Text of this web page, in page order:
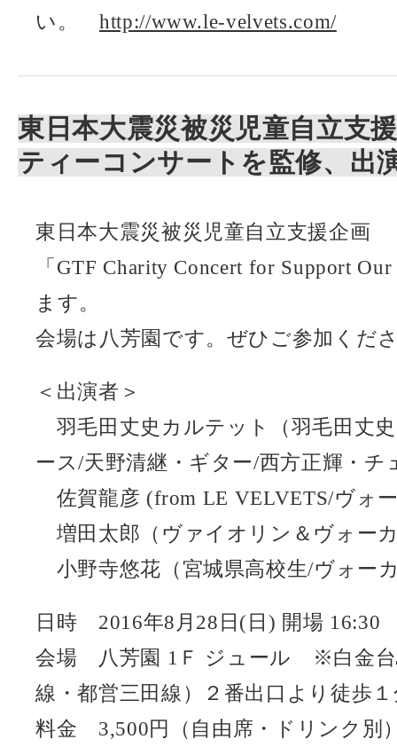
い。 http://www.le-velvets.com/
東日本大震災被災児童自立支
ティーコンサートを監修、出
東日本大震災被災児童自立支援企画
「GTF Charity Concert for Support
ます。
会場は八芳園です。ぜひご参加くだ
＜出演者＞
羽毛田丈史カルテット（羽毛田丈
ース/天野清継・ギター/西方正輝・チ
佐賀龍彦 (from LE VELVETS/ヴォ
増田太郎（ヴァイオリン＆ヴォー
小野寺悠花（宮城県高校生/ヴォー
日時 2016年8月28日(日) 開場 16:30
会場 八芳園 1Ｆ ジュール ※白金台
線・都営三田線）２番出口より徒歩
料金 3,500円（自由席・ドリンク別